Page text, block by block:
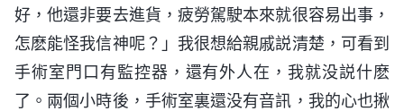
好，他還非要去進貨，疲勞駕駛本來就很容易出事，
怎麽能怪我信神呢？」我很想給親戚説清楚，可看到
手術室門口有監控器，還有外人在，我就没説什麽
了。兩個小時後，手術室裏還没有音訊，我的心也揪